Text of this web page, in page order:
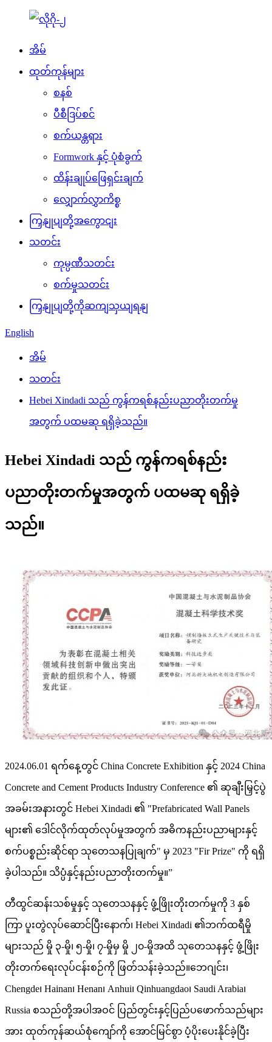
အိမ်
ထုတ်ကုန်များ
စနစ်
ပီစီဒြပ်စင်
စက်ယန္တရား
Formwork နှင့် ပုံစံခွက်
ထိန်းချုပ်ဖြေရှင်းချက်
လျှောက်လွှာကိစ္စ
ကြှနျုပျတို့အကွောငျး
သတင်း
ကုမ္ပဏီသတင်း
စက်မှုသတင်း
ကြှနျုပျတို့ကိုဆကျသှယျရနျ
English
အိမ်
သတင်း
Hebei Xindadi သည် ကွန်ကရစ်နည်းပညာတိုးတက်မှု
အတွက် ပထမဆု ရရှိခဲ့သည်။
Hebei Xindadi သည် ကွန်ကရစ်နည်း
ပညာတိုးတက်မှုအတွက် ပထမဆု ရရှိခဲ့
သည်။
2024.06.01 ရက်နေ့တွင် China Concrete Exhibition နှင့် 2024 China
Concrete and Cement Products Industry Conference ၏ ဆုချီးမြှင့်ပွဲ
အခမ်းအနားတွင် Hebei Xindadi ၏ "Prefabricated Wall Panels
များ၏ ဒေါင်လိုက်ထုတ်လုပ်မှုအတွက် အဓိကနည်းပညာများနှင့်
စက်ပစ္စည်းဆိုင်ရာ သုတေသနပြုချက်" မှ 2023 "Fir Prize" ကို ရရှိ
ခဲ့ပါသည်။ သိပ္ပံနှင့်နည်းပညာတိုးတက်မှု။”
တီထွင်ဆန်းသစ်မှုနှင့် သုတေသနနှင့် ဖွံ့ဖြိုးတိုးတက်မှုကို 3 နှစ်
ကြာ ပူးတွဲလုပ်ဆောင်ပြီးနောက်၊ Hebei Xindadi ၏ဘက်ထရီမှို
များသည် မှို ၃-မှို၊ ၅-မှို၊ ၇-မှိုမှ မှို ၂၀-မှိုအထိ သုတေသနနှင့် ဖွံ့ဖြိုး
တိုးတက်ရေးလုပ်ငန်းစဉ်ကို ဖြတ်သန်းခဲ့သည်။ဘေဂျင်း၊
Chengde၊ Hainan၊ Henan၊ Anhui၊ Qinhuangdao၊ Saudi Arabia၊
Russia စသည်တို့အပါအဝင် ပြည်တွင်းနှင့်ပြည်ပဖောက်သည်များ
အား ထုတ်ကုန်ဆယ်စုံကျော်ကို အောင်မြင်စွာ ပံ့ပိုးပေးနိုင်ခဲ့ပြီး